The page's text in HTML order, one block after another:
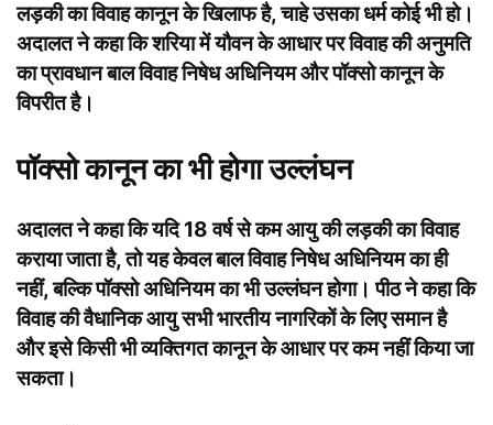
लड़की का विवाह कानून के खिलाफ है, चाहे उसका धर्म कोई भी हो।
अदालत ने कहा कि शरिया में यौवन के आधार पर विवाह की अनुमति
का प्रावधान बाल विवाह निषेध अधिनियम और पॉक्सो कानून के
विपरीत है।
पॉक्सो कानून का भी होगा उल्लंघन
अदालत ने कहा कि यदि 18 वर्ष से कम आयु की लड़की का विवाह
कराया जाता है, तो यह केवल बाल विवाह निषेध अधिनियम का ही
नहीं, बल्कि पॉक्सो अधिनियम का भी उल्लंघन होगा। पीठ ने कहा कि
विवाह की वैधानिक आयु सभी भारतीय नागरिकों के लिए समान है
और इसे किसी भी व्यक्तिगत कानून के आधार पर कम नहीं किया जा
सकता।